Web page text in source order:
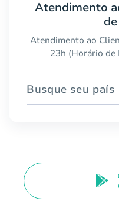
Atendimento
Atendimento ao
23h (Horário de
Busque seu país